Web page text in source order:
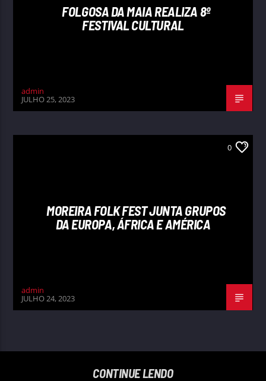
FOLGOSA DA MAIA REALIZA 8º
FESTIVAL CULTURAL
admin
JULHO 25, 2023
0
MOREIRA FOLK FEST JUNTA GRUPOS
DA EUROPA, ÁFRICA E AMÉRICA
admin
JULHO 24, 2023
CONTINUE LENDO